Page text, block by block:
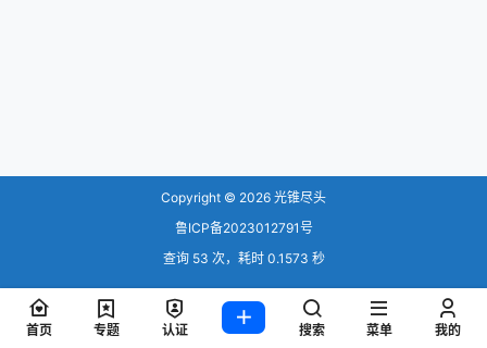
Copyright © 2026 光锥尽头
鲁ICP备2023012791号
查询 53 次，耗时 0.1573 秒
首页 专题 认证 搜索 菜单 我的